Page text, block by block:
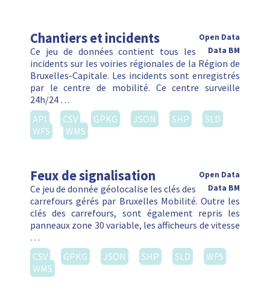
Chantiers et incidents
Open Data
Data BM
Ce jeu de données contient tous les
incidents sur les voiries régionales de la Région de
Bruxelles-Capitale. Les incidents sont enregistrés
par le centre de mobilité. Ce centre surveille
24h/24 …
API
CSV GPKG JSON SHP
SLD
WFS
WMS
Feux de signalisation
Open Data
Data BM
Ce jeu de donnée géolocalise les clés des
carrefours gérés par Bruxelles Mobilité. Outre les
clés des carrefours, sont également repris les
panneaux zone 30 variable, les afficheurs de vitesse
…
CSV
GPKG JSON SHP SLD
WFS
WMS